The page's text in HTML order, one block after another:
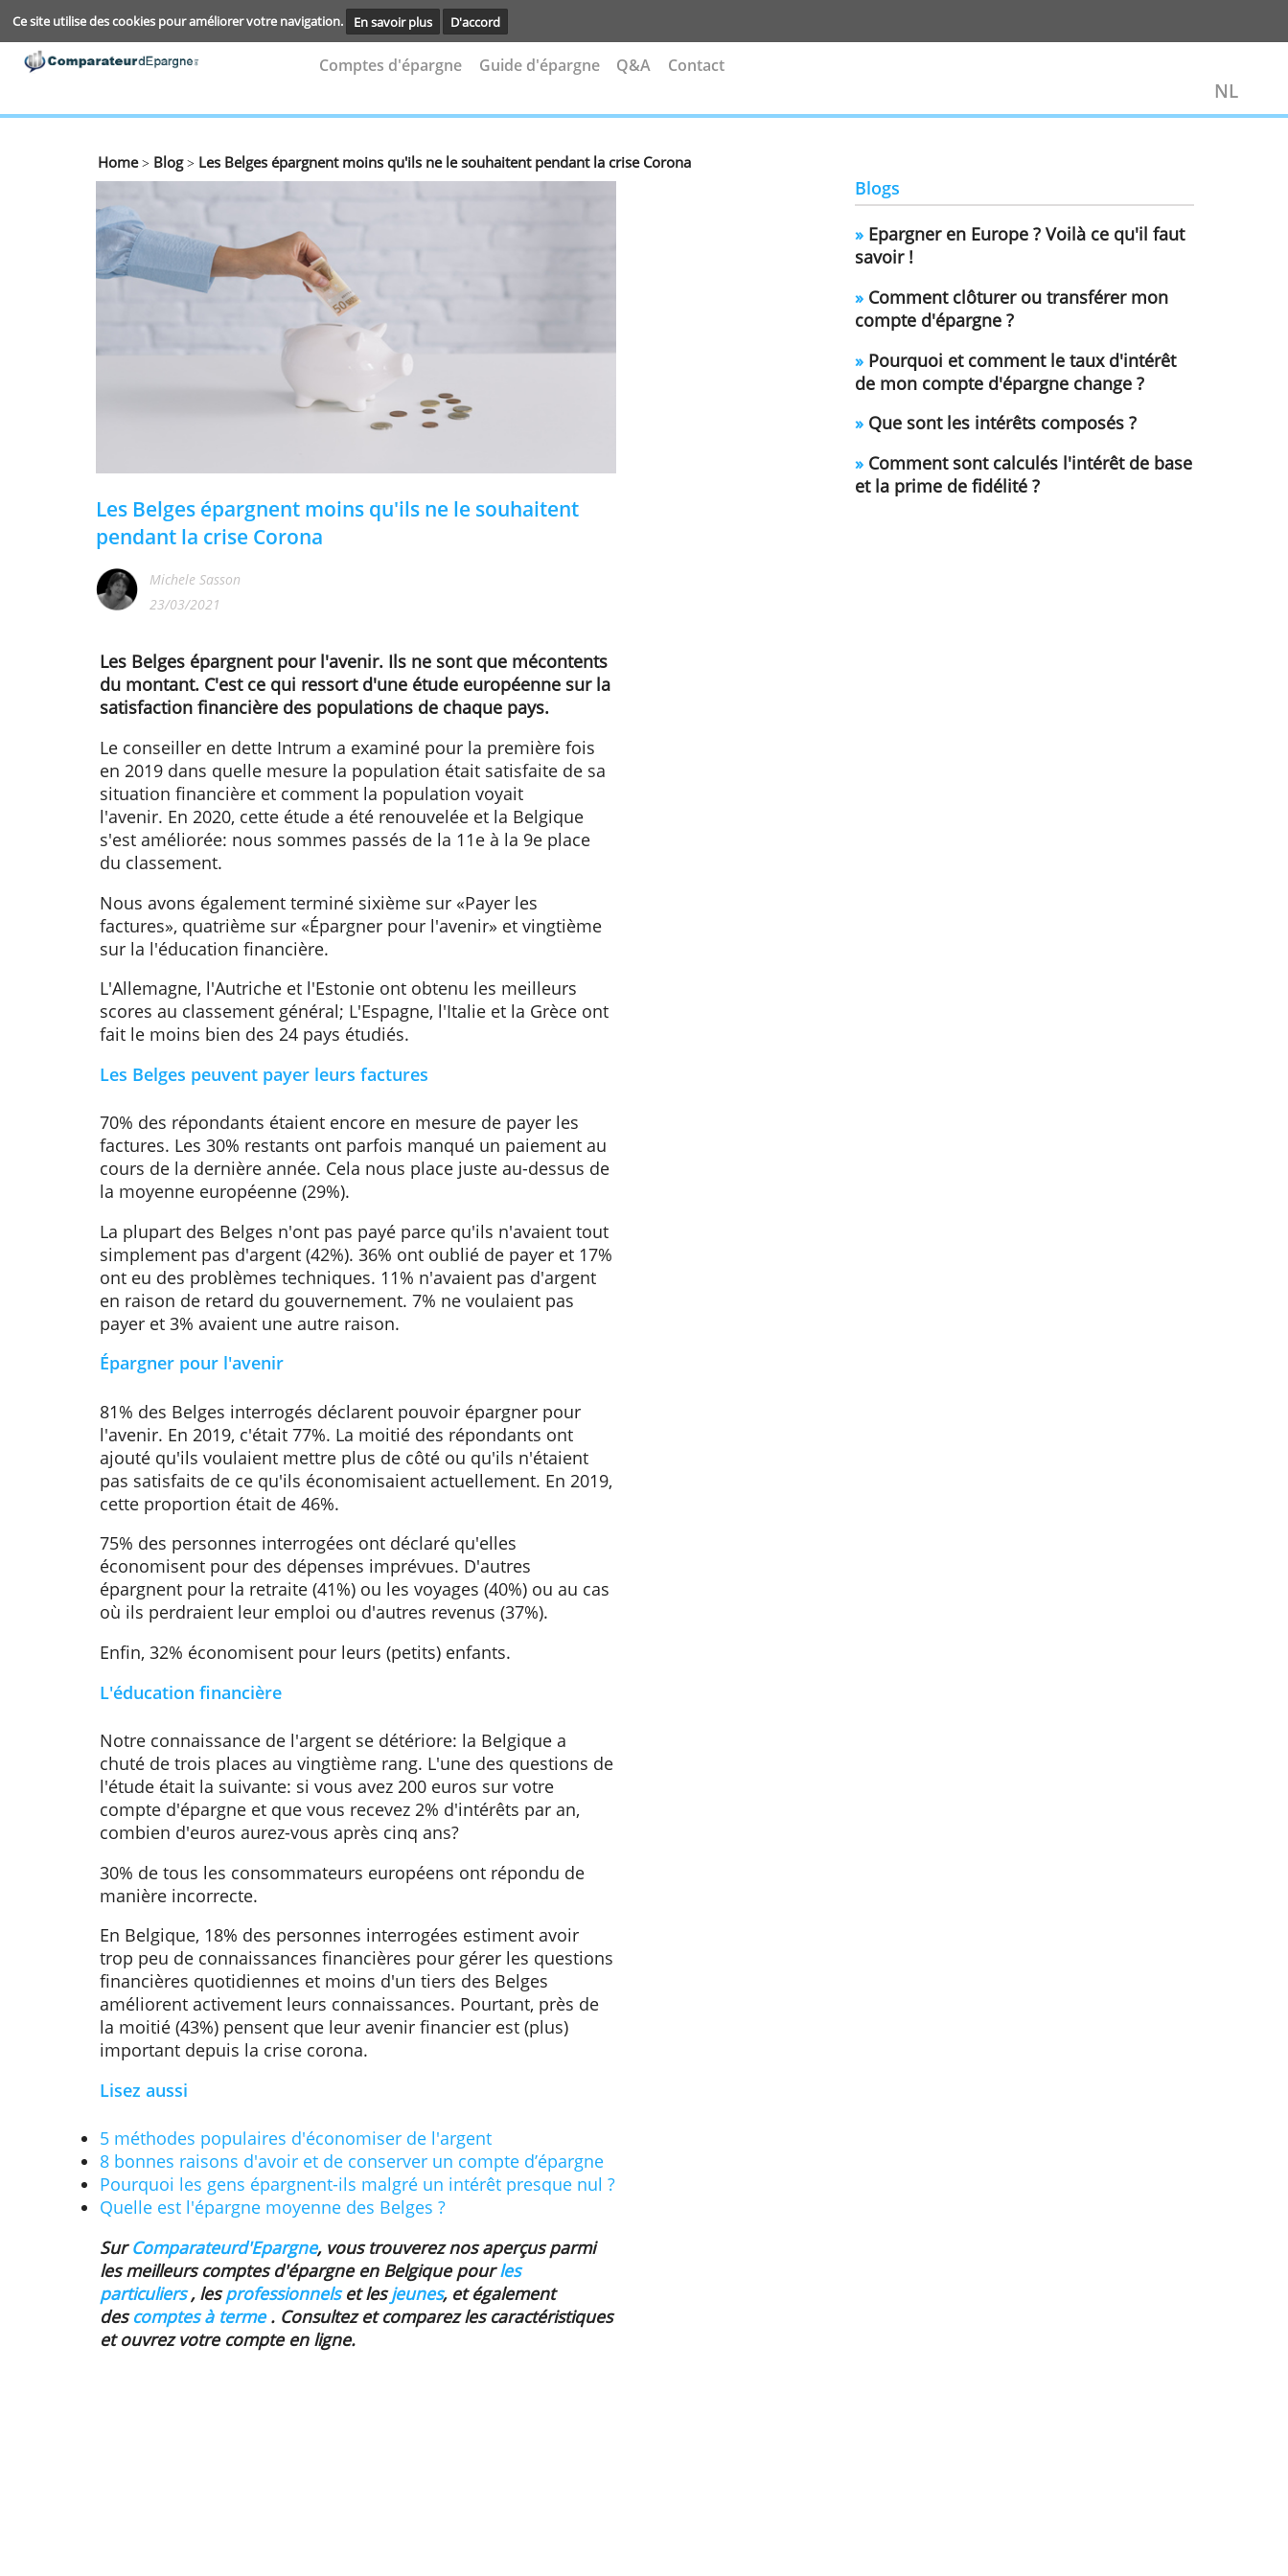
Ce site utilise des cookies pour améliorer votre navigation. En savoir plus
Comptes d'épargne Guide d'épargne Q&A
Home>Blog>Les Belges épargnent moins qu'ils ne le souhaitent pendant la crise Corona
Les Belges épargnent moins qu'ils ne le souhaitent
pendant la crise Corona
Michele Sasson
23/03/2021
Les Belges épargnent pour l'avenir. Ils ne sont que mécontents
du montant. C'est ce qui ressort d'une étude européenne sur la
satisfaction financière des populations de chaque pays.
Le conseiller en dette Intrum a examiné pour la première fois
en 2019 dans quelle mesure la population était satisfaite de sa
situation financière et comment la population voyait
l'avenir. En 2020, cette étude a été renouvelée et la Belgique
s'est améliorée: nous sommes passés de la 11e à la 9e place
du classement.
Nous avons également terminé sixième sur «Payer les
factures», quatrième sur «Épargner pour l'avenir» et vingtième
sur la l'éducation financière.
L'Allemagne, l'Autriche et l'Estonie ont obtenu les meilleurs
scores au classement général; L'Espagne, l'Italie et la Grèce ont
fait le moins bien des 24 pays étudiés.
Les Belges peuvent payer leurs factures
70% des répondants étaient encore en mesure de payer les
factures. Les 30% restants ont parfois manqué un paiement au
cours de la dernière année. Cela nous place juste au-dessus de
la moyenne européenne (29%).
La plupart des Belges n'ont pas payé parce qu'ils n'avaient tout
simplement pas d'argent (42%). 36% ont oublié de payer et 17%
ont eu des problèmes techniques. 11% n'avaient pas d'argent
en raison de retard du gouvernement. 7% ne voulaient pas
payer et 3% avaient une autre raison.
Épargner pour l'avenir
81% des Belges interrogés déclarent pouvoir épargner pour
l'avenir. En 2019, c'était 77%. La moitié des répondants ont
ajouté qu'ils voulaient mettre plus de côté ou qu'ils n'étaient
pas satisfaits de ce qu'ils économisaient actuellement. En 2019,
75% des personnes interrogées ont déclaré qu'elles
économisent pour des dépenses imprévues. D'autres
épargnent pour la retraite (41%) ou les voyages (40%) ou au cas
où ils perdraient leur emploi ou d'autres revenus (37%).
Enfin, 32% économisent pour leurs (petits) enfants.
L'éducation financière
Notre connaissance de l'argent se détériore: la Belgique a
chuté de trois places au vingtième rang. L'une des questions de
l'étude était la suivante: si vous avez 200 euros sur votre
compte d'épargne et que vous recevez 2% d'intérêts par an,
combien d'euros aurez-vous après cinq ans?
30% de tous les consommateurs européens ont répondu de
manière incorrecte.
En Belgique, 18% des personnes interrogées estiment avoir
trop peu de connaissances financières pour gérer les questions
financières quotidiennes et moins d'un tiers des Belges
améliorent activement leurs connaissances. Pourtant, près de
la moitié (43%) pensent que leur avenir financier est (plus)
important depuis la crise corona.
Blogs
savoir !
»
compte d'épargne ?
»
Pourquoi et comment le taux
de mon compte d'épargne
»Que sont les intérêts composés